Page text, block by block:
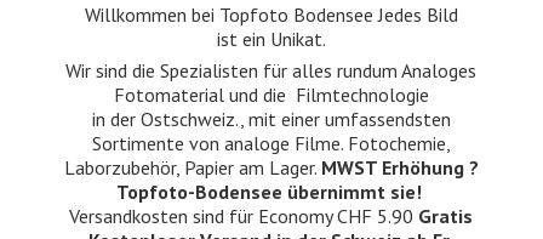
Willkommen bei Topfoto Bodensee Jedes Bild
ist ein Unikat.
Wir sind die Spezialisten für alles rundum Analoges
Fotomaterial und die Filmtechnologie
in der Ostschweiz., mit einer umfassendsten
Sortimente von analoge Filme. Fotochemie,
Laborzubehör, Papier am Lager. MWST Erhöhung ?
Topfoto-Bodensee übernimmt sie!
Versandkosten sind für Economy CHF 5.90 Gratis